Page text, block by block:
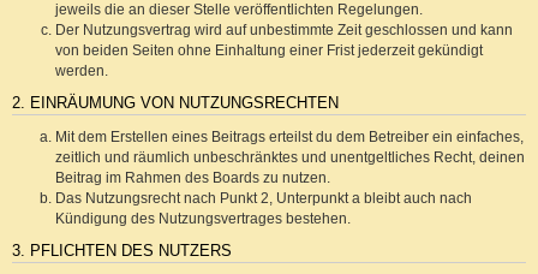
jeweils die an dieser Stelle veröffentlichten Regelungen.
Der Nutzungsvertrag wird auf unbestimmte Zeit geschlossen und kann
von beiden Seiten ohne Einhaltung einer Frist jederzeit gekündigt
werden.
2. EINRÄUMUNG VON NUTZUNGSRECHTEN
Mit dem Erstellen eines Beitrags erteilst du dem Betreiber ein einfaches,
zeitlich und räumlich unbeschränktes und unentgeltliches Recht, deinen
Beitrag im Rahmen des Boards zu nutzen.
Das Nutzungsrecht nach Punkt 2, Unterpunkt a bleibt auch nach
Kündigung des Nutzungsvertrages bestehen.
3. PFLICHTEN DES NUTZERS